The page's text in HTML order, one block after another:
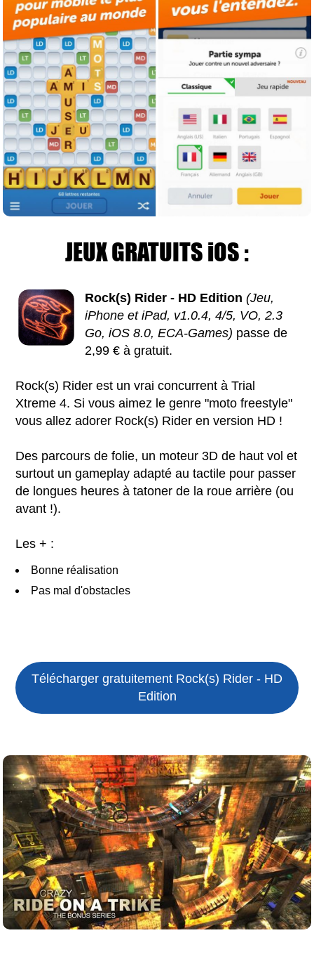
JEUX GRATUITS iOS :
Rock(s) Rider - HD Edition (Jeu,
iPhone et iPad, v1.0.4, 4/5, VO, 2.3
Go, iOS 8.0, ECA-Games) passe de
2,99 € à gratuit.
Rock(s) Rider est un vrai concurrent à Trial
Xtreme 4. Si vous aimez le genre "moto freestyle"
vous allez adorer Rock(s) Rider en version HD !
Des parcours de folie, un moteur 3D de haut vol et
surtout un gameplay adapté au tactile pour passer
de longues heures à tatoner de la roue arrière (ou
avant !).
Les + :
Bonne réalisation
Pas mal d'obstacles
Télécharger gratuitement Rock(s) Rider - HD
Edition